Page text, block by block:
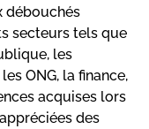
débouchés
secteurs tels que
les
ONG, la finance,
acquises lors
des